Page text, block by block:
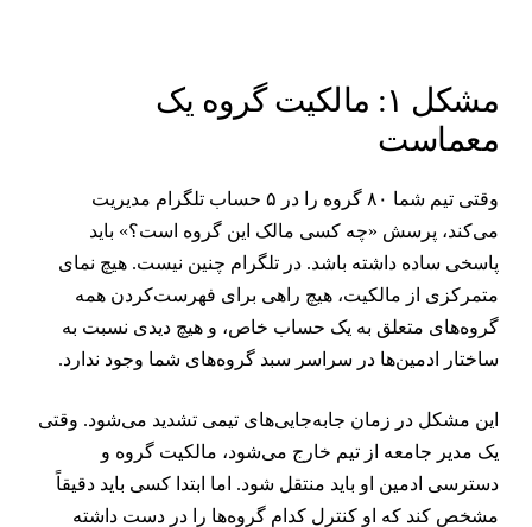
مشکل ۱: مالکیت گروه یک
وقتی تیم شما ۸۰ گروه را در ۵ حساب تلگرام مدیریت
پرسش «چه کسی مالک این گروه است؟» باید
ساده داشته باشد. در تلگرام چنین نیست. هیچ نمای
از مالکیت، هیچ راهی برای فهرست‌کردن همه
متعلق به یک حساب خاص، و هیچ دیدی نسبت به
ادمین‌ها در سراسر سبد گروه‌های شما وجود ندارد.
مشکل در زمان جابه‌جایی‌های تیمی تشدید می‌شود. وقتی
مدیر جامعه از تیم خارج می‌شود، مالکیت گروه و
ادمین او باید منتقل شود. اما ابتدا کسی باید دقیقاً
کند که او کنترل کدام گروه‌ها را در دست داشته